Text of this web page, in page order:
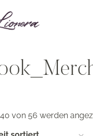
von 56 werden